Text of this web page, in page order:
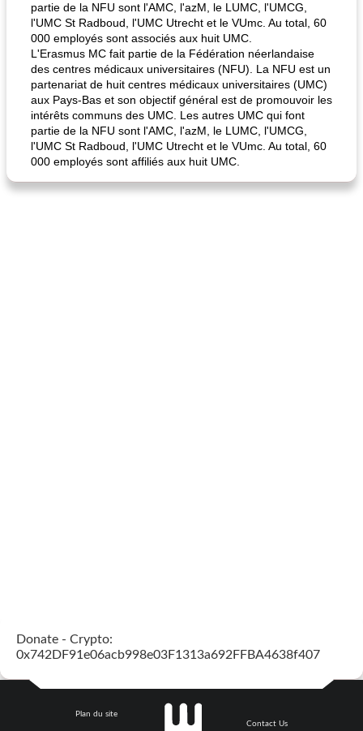
quinoa petit déjeuner méditerranéen
partie de la NFU sont l'AMC, l'azM, le LUMC, l'UMCG,
l'UMC St Radboud, l'UMC Utrecht et le VUmc. Au total, 60
000 employés sont associés aux huit UMC.
L'Erasmus MC fait partie de la Fédération néerlandaise
des centres médicaux universitaires (NFU). La NFU est un
partenariat de huit centres médicaux universitaires (UMC)
aux Pays-Bas et son objectif général est de promouvoir les
intérêts communs des UMC. Les autres UMC qui font
partie de la NFU sont l'AMC, l'azM, le LUMC, l'UMCG,
l'UMC St Radboud, l'UMC Utrecht et le VUmc. Au total, 60
000 employés sont affiliés aux huit UMC.
Donate - Crypto:
0x742DF91e06acb998e03F1313a692FFBA4638f407
Plan du site
Contact Us